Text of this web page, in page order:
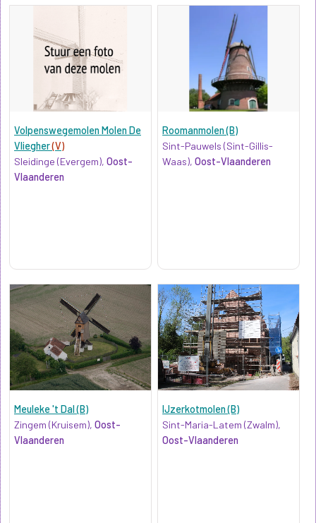
Volpenswegemolen Molen De
Vliegher(V)
Sleidinge (Evergem), Oost-
Vlaanderen
Roomanmolen (B)
Sint-Pauwels (Sint-Gillis-
Waas),Oost-Vlaanderen
Meuleke 't Dal (B)
Zingem (Kruisem), Oost-
Vlaanderen
IJzerkotmolen (B)
Sint-Maria-Latem (Zwalm),
Oost-Vlaanderen